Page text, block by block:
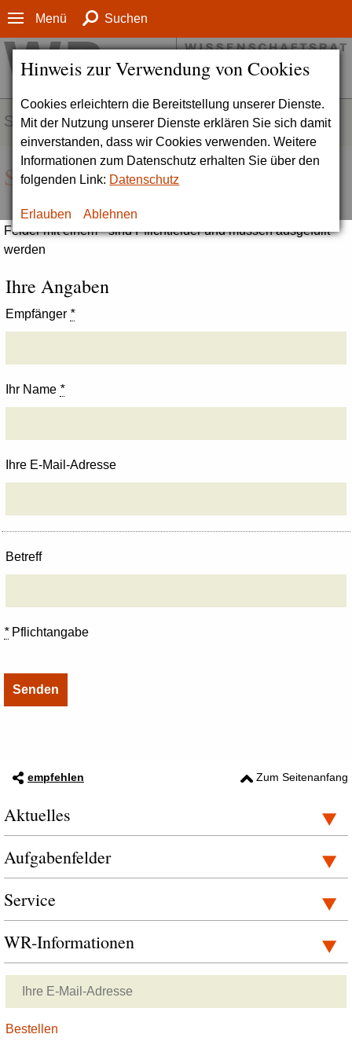
Hinweis zur Verwendung von Cookies
Cookies erleichtern die Bereitstellung unserer Dienste.
Mit der Nutzung unserer Dienste erklären Sie sich damit
einverstanden, dass wir Cookies verwenden. Weitere
Informationen zum Datenschutz erhalten Sie über den
folgenden Link: Datenschutz
Erlauben Ablehnen
Menü Suchen
SERVICE
Seite empfehlen
Felder mit einem * sind Pflichtfelder und müssen ausgefüllt
werden
Ihre Angaben
Empfänger *
Ihr Name *
Ihre E-Mail-Adresse
Betreff
*Pflichtangabe
empfehlen Zum Seitenanfang
Aktuelles
Aufgabenfelder
Service
WR-Informationen